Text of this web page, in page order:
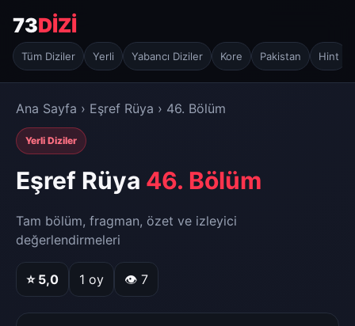
73DİZİ
Tüm Diziler Yerli Yabancı Diziler Kore Pakistan Hint
Ana Sayfa › Eşref Rüya › 46. Bölüm
Yerli Diziler
Eşref Rüya 46. Bölüm
Tam bölüm, fragman, özet ve izleyici
değerlendirmeleri
⭐ 5,0 1 oy 👁 7